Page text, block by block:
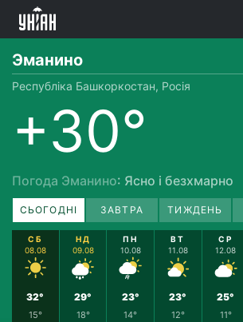
Эманино
Республіка Башкоркостан, Росія
+30°
Погода Эманино: Ясно і безхмарно
СЬОГОДНІ ЗАВТРА ТИЖДЕНЬ
СБ
08.08
32°
15°
НД
09.08
29°
18°
ПН
10.08
23°
14°
ВТ
11.08
23°
12°
СР
12.08
25°
11°